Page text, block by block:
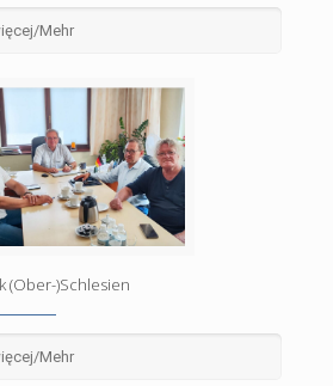
Mehr
(Ober-)Schlesien
Mehr